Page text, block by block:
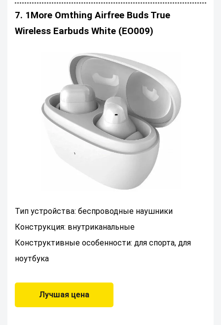
7. 1More Omthing Airfree Buds True
Wireless Earbuds White (EO009)
Тип устройства: беспроводные наушники
Конструкция: внутриканальные
Конструктивные особенности: для спорта, для
ноутбука
Лучшая цена